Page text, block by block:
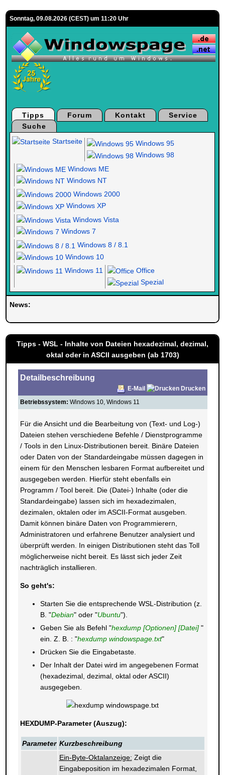
Sonntag, 09.08.2026 (CEST) um 11:20 Uhr
Tipps Forum Kontakt
Service
Suche
Startseite
Windows 95
Windows 98
Windows ME
Windows NT
Windows 2000
Windows XP
Windows Vista
Windows 7
Windows 8 / 8.1
Windows 10
Windows 11
Office
Spezial
News:
Tipps - WSL - Inhalte von Dateien hexadezimal, dezimal,
oktal oder in ASCII ausgeben (ab 1703)
Detailbeschreibung
E-Mail
Drucken
Betriebssystem: Windows 10, Windows 11
Für die Ansicht und die Bearbeitung von (Text- und Log-)
Dateien stehen verschiedene Befehle / Dienstprogramme
/ Tools in den Linux-Distributionen bereit. Binäre Dateien
oder Daten von der Standardeingabe müssen dagegen in
einem für den Menschen lesbaren Format aufbereitet und
ausgegeben werden. Hierfür steht ebenfalls ein
Programm / Tool bereit. Die (Datei-) Inhalte (oder die
Standardeingabe) lassen sich im hexadezimalen,
dezimalen, oktalen oder im ASCII-Format ausgeben.
Damit können binäre Daten von Programmierern,
Administratoren und erfahrene Benutzer analysiert und
überprüft werden. In einigen Distributionen steht das Toll
möglicherweise nicht bereit. Es lässt sich jeder Zeit
nachträglich installieren.
So geht's:
Starten Sie die entsprechende WSL-Distribution (z.
B. "Debian" oder "Ubuntu").
Geben Sie als Befehl "hexdump [Optionen] [Datei] "
ein. Z. B. : "hexdump windowspage.txt"
Drücken Sie die Eingabetaste.
Der Inhalt der Datei wird im angegebenen Format
(hexadezimal, dezimal, oktal oder ASCII)
ausgegeben.
HEXDUMP-Parameter (Auszug):
Parameter Kurzbeschreibung
Ein-Byte-Oktalanzeige: Zeigt die
Eingabeposition im hexadezimalen Format,